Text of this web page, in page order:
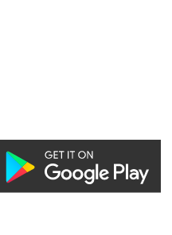
Зазимье